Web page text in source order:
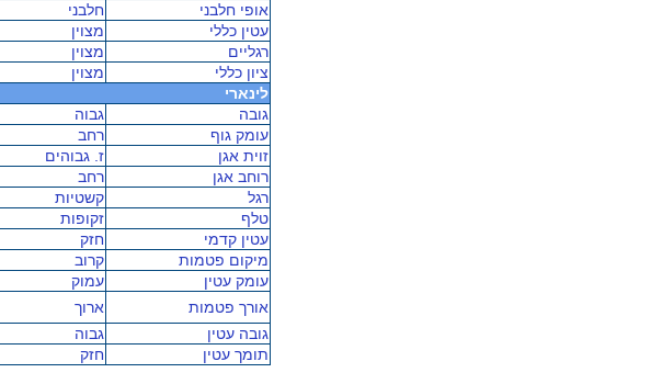
אופי חלבני
חלבני
עטין כללי
מצוין
רגליים
מצוין
ציון כללי
מצוין
לינארי
גובה
גבוה
עומק גוף
רחב
זוית אגן
ז. גבוהים
רוחב אגן
רחב
רגל
קשטיות
טלף
זקופות
עטין קדמי
חזק
מיקום פטמות
קרוב
עומק עטין
עמוק
אורך פטמות
ארוך
גובה עטין
גבוה
תומך עטין
חזק